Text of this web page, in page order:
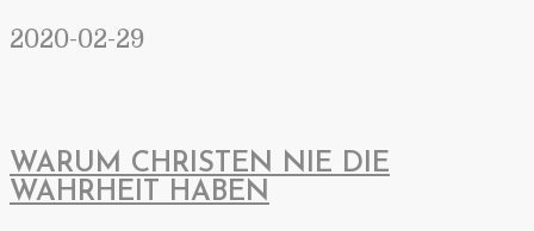
2020-02-29
WARUM CHRISTEN NIE DIE
WAHRHEIT HABEN